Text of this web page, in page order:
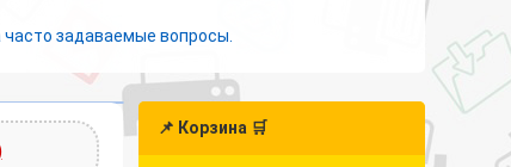
задаваемые вопросы.
📌 Корзина 🛒